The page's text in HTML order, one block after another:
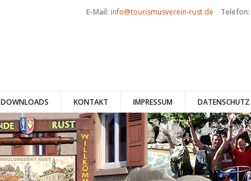
E-Mail: info@tourismusverein-rust.de Telefon:
DOWNLOADS KONTAKT IMPRESSUM DATENSCHUTZ